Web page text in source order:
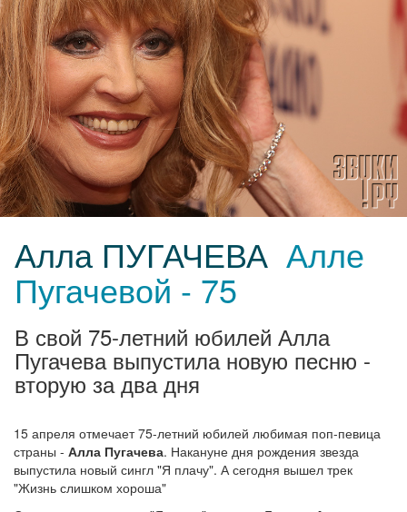
Алла ПУГАЧЕВА Алле
Пугачевой - 75
В свой 75-летний юбилей Алла
Пугачева выпустила новую песню -
вторую за два дня
15 апреля отмечает 75-летний юбилей любимая поп-певица
страны - Алла Пугачева. Накануне дня рождения звезда
выпустила новый сингл "Я плачу". А сегодня вышел трек
"Жизнь слишком хороша"